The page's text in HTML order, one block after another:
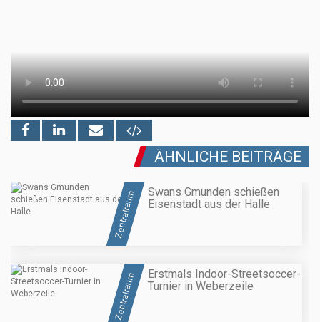
ÄHNLICHE BEITRÄGE
Zentralraum
Swans Gmunden schießen
Eisenstadt aus der Halle
Zentralraum
Erstmals Indoor-Streetsoccer-
Turnier in Weberzeile